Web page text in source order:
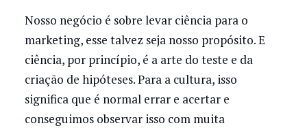
Nosso negócio é sobre levar ciência para o
marketing, esse talvez seja nosso propósito. E
ciência, por princípio, é a arte do teste e da
criação de hipóteses. Para a cultura, isso
significa que é normal errar e acertar e
conseguimos observar isso com muita